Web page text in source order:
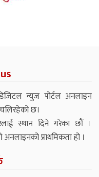
डिजिटल न्युज पोर्टल अनलाइन
छ।
स्थान दिने गरेका छौं ।
अनलाइनको प्राथमिकता हो ।